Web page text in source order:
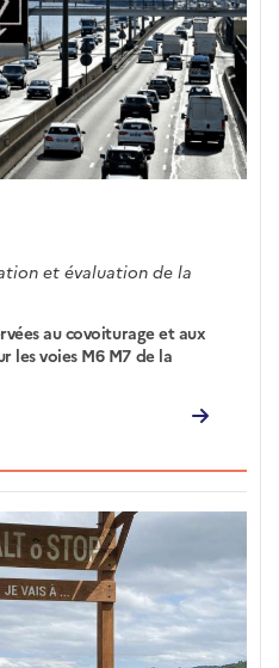
et évaluation de la
au covoiturage et aux
les voies M6 M7 de la